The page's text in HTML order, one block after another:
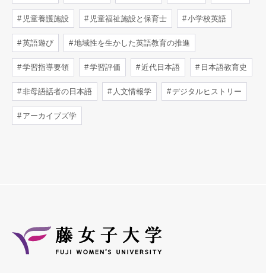
児童養護施設 児童福祉施設と保育士 小学校英語
英語遊び 地域性を生かした英語教育の推進
学習指導要領 学習評価 近代日本語 日本語教育史
非母語話者の日本語 人文情報学 デジタルヒストリー
アーカイブズ学